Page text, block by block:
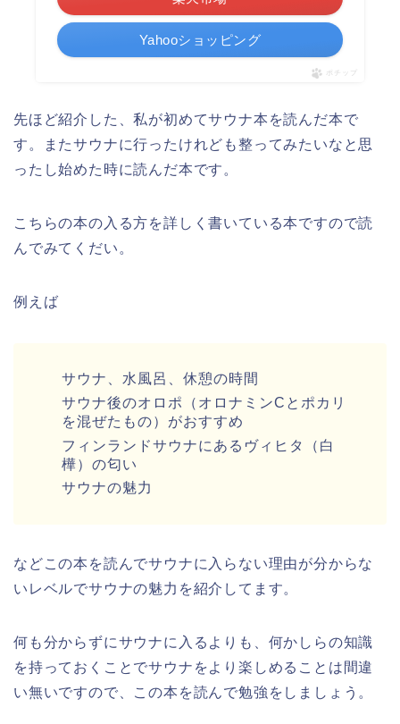
Yahooショッピング
ポチップ
先ほど紹介した、私が初めてサウナ本を読んだ本で
す。またサウナに行ったけれども整ってみたいなと思
ったし始めた時に読んだ本です。
こちらの本の入る方を詳しく書いている本ですので読
んでみてくだい。
例えば
サウナ、水風呂、休憩の時間
サウナ後のオロポ（オロナミンCとポカリ
を混ぜたもの）がおすすめ
フィンランドサウナにあるヴィヒタ（白
樺）の匂い
サウナの魅力
などこの本を読んでサウナに入らない理由が分からな
いレベルでサウナの魅力を紹介してます。
何も分からずにサウナに入るよりも、何かしらの知識
を持っておくことでサウナをより楽しめることは間違
い無いですので、この本を読んで勉強をしましょう。